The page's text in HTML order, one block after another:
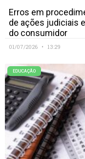
Erros em
de ações judiciais
do consumidor
01/07/2026 13:29
EDUCAÇÃO